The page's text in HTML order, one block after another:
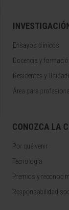
Ensayos clínicos
Docencia y
Residentes y
Área para
CONOZCA LA
Por qué venir
Tecnología
Premios y
Responsabilidad